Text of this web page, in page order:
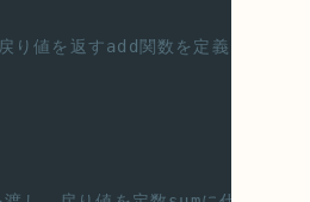
値を返すadd関数を定義